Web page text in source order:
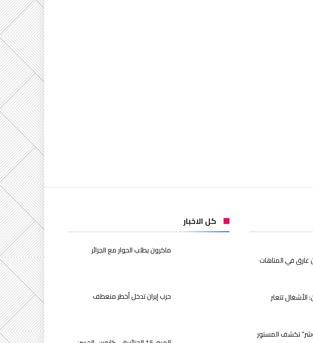
غارق في المتاهات
10507 مسكن: الأشغال تتعثر
تكشف المستور
كل الاخبار
ماكرون يطلب الحوار مع الجزائر
حرب إيران تدخل أخطر منعطف